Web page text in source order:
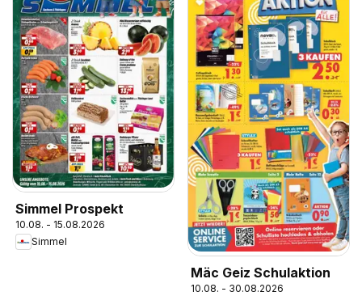
Simmel Prospekt
10.08. - 15.08.2026
Simmel
Mäc Geiz Schulaktion
10.08. - 30.08.2026